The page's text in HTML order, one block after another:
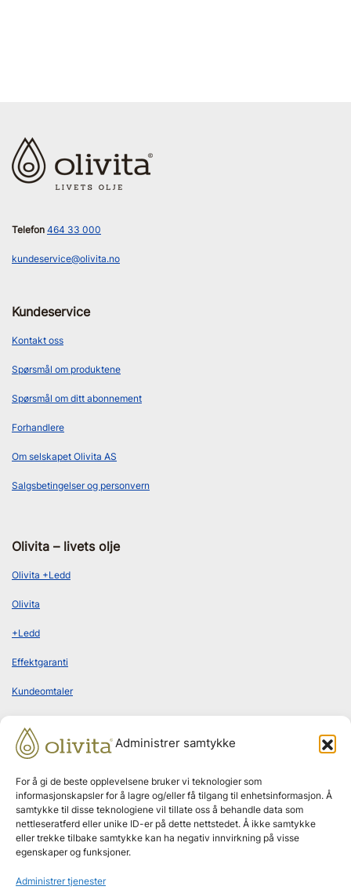
Administrer samtykke
For å gi de beste opplevelsene bruker vi teknologier som
informasjonskapsler for å lagre og/eller få tilgang til enhetsinformasjon. Å
samtykke til disse teknologiene vil tillate oss å behandle data som
nettleseratferd eller unike ID-er på dette nettstedet. Å ikke samtykke
eller trekke tilbake samtykke kan ha negativ innvirkning på visse
egenskaper og funksjoner.
Administrer tjenester
Telefon 464 33 000
kundeservice@olivita.no
Kundeservice
Kontakt oss
Spørsmål om produktene
Spørsmål om ditt abonnement
Forhandlere
Om selskapet Olivita AS
Salgsbetingelser og personvern
Olivita – livets olje
Olivita +Ledd
Olivita
+Ledd
Effektgaranti
Kundeomtaler
Bestill abonnement
Leveres hjem annenhver måned
Ingen bindingstid